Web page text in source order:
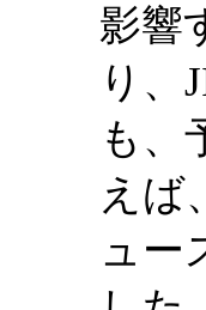
影響
り、
も、
えば
ュー